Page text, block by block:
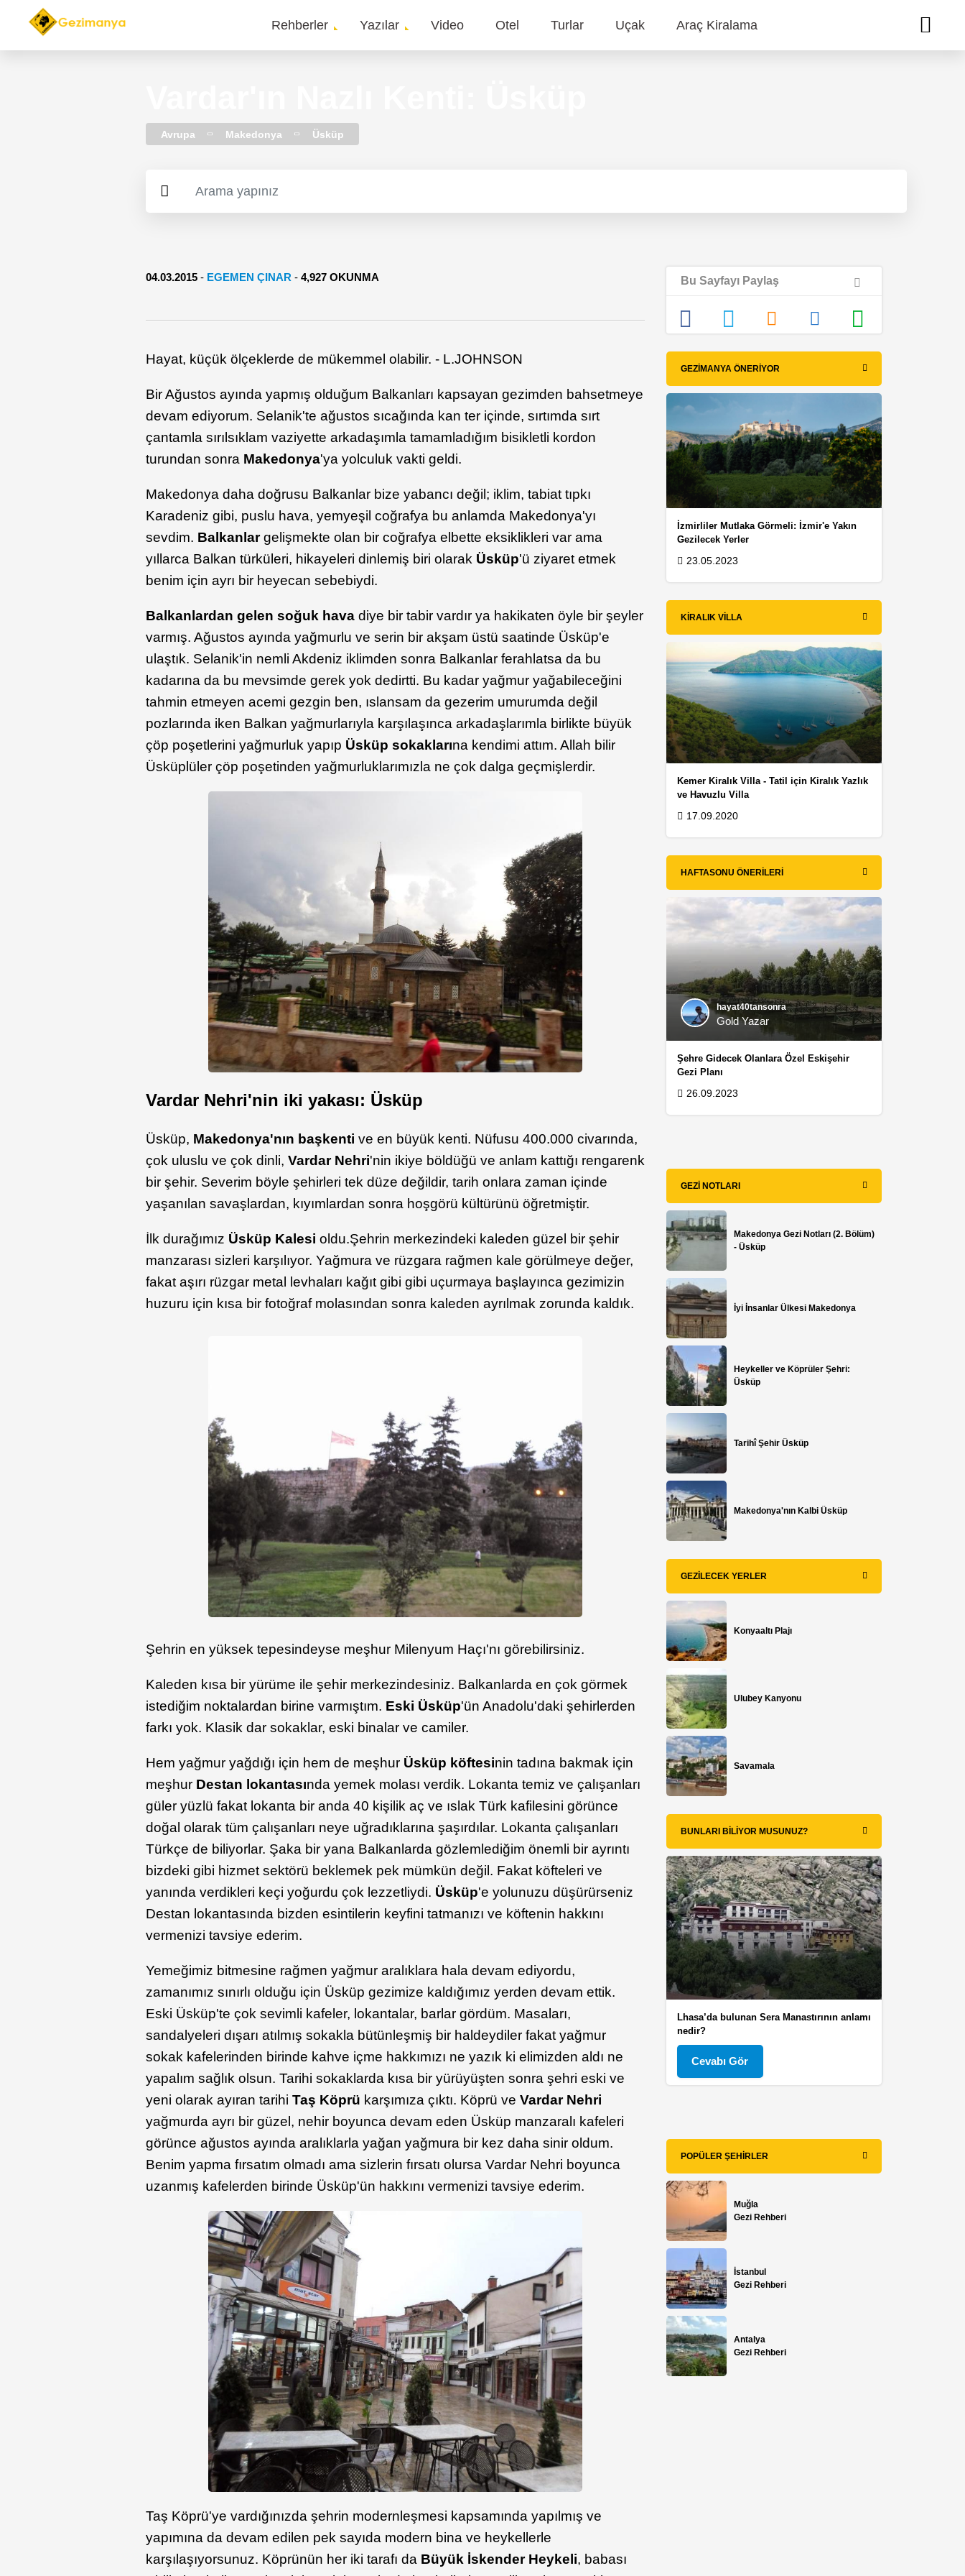
Main
Rehberler Yazılar Video Otel Turlar Uçak Araç Kiralama
Avrupa Makedonya Üsküp
04.03.2015 - EGEMEN ÇINAR -4,927 OKUNMA
Hayat, küçük ölçeklerde de mükemmel olabilir. - L.JOHNSON
Bir Ağustos ayında yapmış olduğum Balkanları kapsayan gezimden bahsetmeye
devam ediyorum. Selanik'te ağustos sıcağında kan ter içinde, sırtımda sırt
çantamla sırılsıklam vaziyette arkadaşımla tamamladığım bisikletli kordon
turundan sonra Makedonya'ya yolculuk vakti geldi.
Makedonya daha doğrusu Balkanlar bize yabancı değil; iklim, tabiat tıpkı
Karadeniz gibi, puslu hava, yemyeşil coğrafya bu anlamda Makedonya'yı
sevdim. Balkanlargelişmekte olan bir coğrafya elbette eksiklikleri var ama
yıllarca Balkan türküleri, hikayeleri dinlemiş biri olarak Üsküp'ü ziyaret etmek
benim için ayrı bir heyecan sebebiydi.
Balkanlardan gelen soğuk hava diye bir tabir vardır ya hakikaten öyle bir şeyler
varmış. Ağustos ayında yağmurlu ve serin bir akşam üstü saatinde Üsküp'e
ulaştık. Selanik'in nemli Akdeniz iklimden sonra Balkanlar ferahlatsa da bu
kadarına da bu mevsimde gerek yok dedirtti. Bu kadar yağmur yağabileceğini
tahmin etmeyen acemi gezgin ben, ıslansam da gezerim umurumda değil
pozlarında iken Balkan yağmurlarıyla karşılaşınca arkadaşlarımla birlikte büyük
çöp poşetlerini yağmurluk yapıp Üsküp sokaklarına kendimi attım. Allah bilir
Üsküplüler çöp poşetinden yağmurluklarımızla ne çok dalga geçmişlerdir.
Vardar Nehri'nin iki yakası: Üsküp
Üsküp, Makedonya'nın başkenti ve en büyük kenti. Nüfusu 400.000 civarında,
çok uluslu ve çok dinli,Vardar Nehri'nin ikiye böldüğü ve anlam kattığı rengarenk
bir şehir. Severim böyle şehirleri tek düze değildir, tarih onlara zaman içinde
yaşanılan savaşlardan, kıyımlardan sonra hoşgörü kültürünü öğretmiştir.
İlk durağımız Üsküp Kalesi oldu.Şehrin merkezindeki kaleden güzel bir şehir
manzarası sizleri karşılıyor. Yağmura ve rüzgara rağmen kale görülmeye değer,
fakat aşırı rüzgar metal levhaları kağıt gibi gibi uçurmaya başlayınca gezimizin
huzuru için kısa bir fotoğraf molasından sonra kaleden ayrılmak zorunda kaldık.
Şehrin en yüksek tepesindeyse meşhur Milenyum Haçı'nı görebilirsiniz.
Kaleden kısa bir yürüme ile şehir merkezindesiniz. Balkanlarda en çok görmek
istediğim noktalardan birine varmıştım. Eski Üsküp'ün Anadolu'daki şehirlerden
farkı yok. Klasik dar sokaklar, eski binalar ve camiler.
Hem yağmur yağdığı için hem de meşhur Üsküp köftesinin tadına bakmak için
meşhur Destan lokantasında yemek molası verdik. Lokanta temiz ve çalışanları
güler yüzlü fakat lokanta bir anda 40 kişilik aç ve ıslak Türk kafilesini görünce
doğal olarak tüm çalışanları neye uğradıklarına şaşırdılar. Lokanta çalışanları
Türkçe de biliyorlar. Şaka bir yana Balkanlarda gözlemlediğim önemli bir ayrıntı
bizdeki gibi hizmet sektörü beklemek pek mümkün değil. Fakat köfteleri ve
yanında verdikleri keçi yoğurdu çok lezzetliydi. Üsküp'e yolunuzu düşürürseniz
Destan lokantasında bizden esintilerin keyfini tatmanızı ve köftenin hakkını
vermenizi tavsiye ederim.
Yemeğimiz bitmesine rağmen yağmur aralıklara hala devam ediyordu,
zamanımız sınırlı olduğu için Üsküp gezimize kaldığımız yerden devam ettik.
Eski Üsküp'te çok sevimli kafeler, lokantalar, barlar gördüm. Masaları,
sandalyeleri dışarı atılmış sokakla bütünleşmiş bir haldeydiler fakat yağmur
sokak kafelerinden birinde kahve içme hakkımızı ne yazık ki elimizden aldı ne
yapalım sağlık olsun. Tarihi sokaklarda kısa bir yürüyüşten sonra şehri eski ve
yeni olarak ayıran tarihiTaş Köprü karşımıza çıktı. Köprü veVardar Nehri
yağmurda ayrı bir güzel, nehir boyunca devam eden Üsküp manzaralı kafeleri
görünce ağustos ayında aralıklarla yağan yağmura bir kez daha sinir oldum.
Benim yapma fırsatım olmadı ama sizlerin fırsatı olursa Vardar Nehri boyunca
uzanmış kafelerden birinde Üsküp'ün hakkını vermenizi tavsiye ederim.
Taş Köprü'ye vardığınızda şehrin modernleşmesi kapsamında yapılmış ve
yapımına da devam edilen pek sayıda modern bina ve heykellerle
karşılaşıyorsunuz. Köprünün her iki tarafı da Büyük İskender Heykeli, babası
Bu Sayfayı Paylaş
GEZIMANYA ÖNERIYOR
İzmirliler Mutlaka Görmeli: İzmir'e Yakın
Gezilecek Yerler
23.05.2023
KIRALIK VILLA
Kemer Kiralık Villa - Tatil için Kiralık Yazlık
ve Havuzlu Villa
17.09.2020
HAFTASONU ÖNERILERI
hayat40tansonra
Gold Yazar
Şehre Gidecek Olanlara Özel Eskişehir
Gezi Planı
26.09.2023
GEZI NOTLARI
Makedonya Gezi Notları (2. Bölüm)
- Üsküp
İyi İnsanlar Ülkesi Makedonya
Heykeller ve Köprüler Şehri:
Üsküp
Tarihî Şehir Üsküp
Makedonya'nın Kalbi Üsküp
GEZILECEK YERLER
Konyaaltı Plajı
Ulubey Kanyonu
Savamala
BUNLARI BILIYOR MUSUNUZ?
Lhasa’da bulunan Sera Manastırının anlamı
nedir?
Cevabı Gör
POPÜLER ŞEHIRLER
Muğla
Gezi Rehberi
İstanbul
Gezi Rehberi
Antalya
Gezi Rehberi